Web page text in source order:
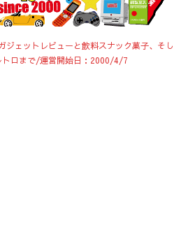
ジェットレビューと飲料スナック菓子、そし
トロまで/運営開始日：2000/4/7